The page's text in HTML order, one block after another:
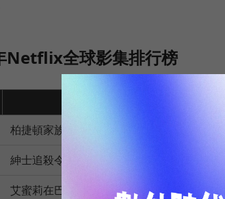
Netflix全球影集排行榜
柏捷頓家族：名門韻事
紳士追殺令
艾蜜莉在巴黎